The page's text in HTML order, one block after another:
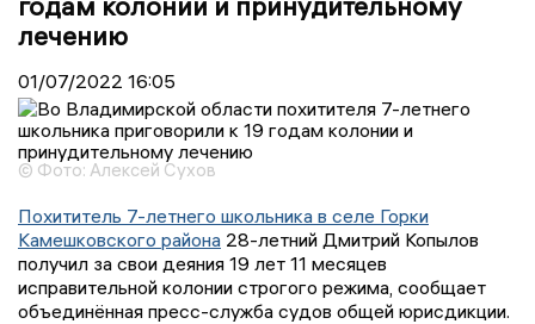
лечению
01/07/2022 16:05
© Фото: Алексей Сухов
Похититель 7-летнего школьника в селе Горки
Камешковского района 28-летний Дмитрий Копылов
получил за свои деяния 19 лет 11 месяцев
исправительной колонии строгого режима, сообщает
объединённая пресс-служба судов общей юрисдикции.